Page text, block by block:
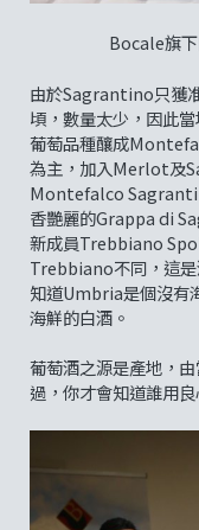
Bocale旗
由於Sagrantino只獲
頃，數量太少，因此
葡萄品種釀成
為主，加入Merlot及
Montefalco
香艷麗的Grappa di
新成員Trebbiano
Trebbiano不同，這
知道Umbria是個沒有
海鮮的白酒。
葡萄酒之源是產地，
過，你才會知道誰用良